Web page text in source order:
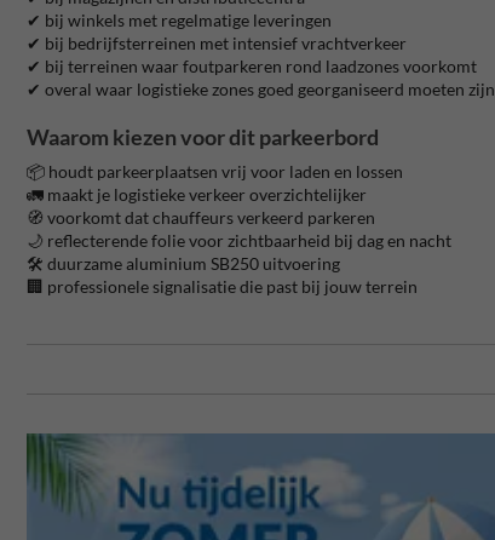
✔ bij winkels met regelmatige leveringen
✔ bij bedrijfsterreinen met intensief vrachtverkeer
✔ bij terreinen waar foutparkeren rond laadzones voorkomt
✔ overal waar logistieke zones goed georganiseerd moeten zijn
Waarom kiezen voor dit parkeerbord
📦 houdt parkeerplaatsen vrij voor laden en lossen
🚛 maakt je logistieke verkeer overzichtelijker
🧭 voorkomt dat chauffeurs verkeerd parkeren
🌙 reflecterende folie voor zichtbaarheid bij dag en nacht
🛠️ duurzame aluminium SB250 uitvoering
🏢 professionele signalisatie die past bij jouw terrein